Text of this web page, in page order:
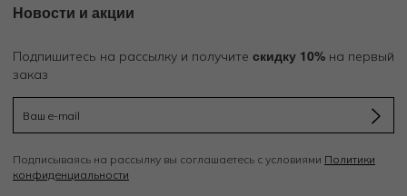
Новости и акции
Подпишитесь на рассылку и получите скидку 10% на первый
заказ
Подписываясь на рассылку вы соглашаетесь с условиями Политики
конфиденциальности